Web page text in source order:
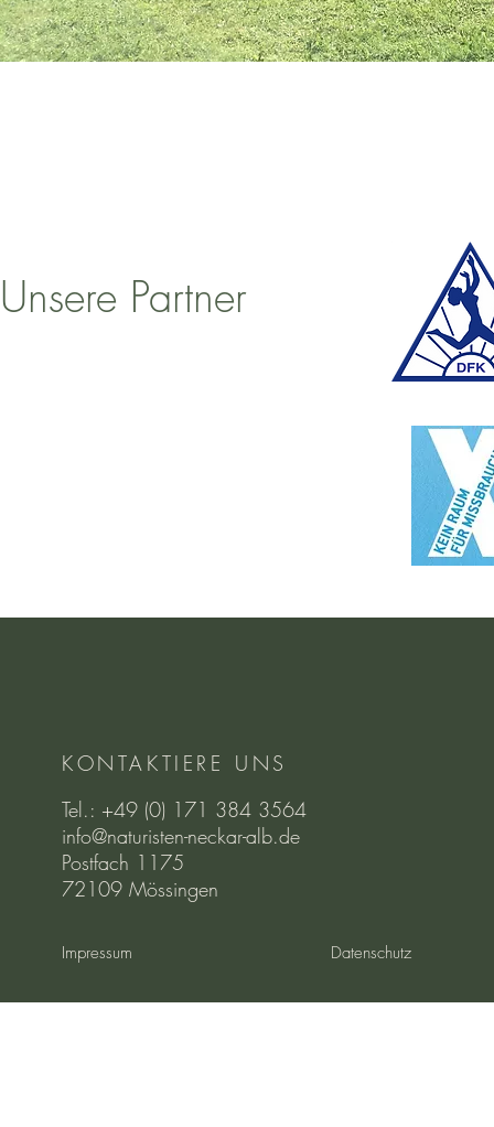
Unsere Partner
KONTAKTIERE UNS
Tel.: +49 (0) 171 384 3564
info@naturisten-neckar-alb.de
Postfach 1175
72109 Mössingen
Impressum Datenschutz